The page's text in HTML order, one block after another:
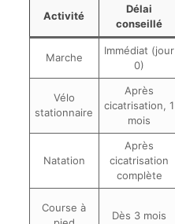
Activité
Délai
conseillé
Marche
Immédiat (jour
0)
Vélo
stationnaire
Après
cicatrisation, 1
mois
Natation
Après
cicatrisation
complète
Course à
Dès 3 mois